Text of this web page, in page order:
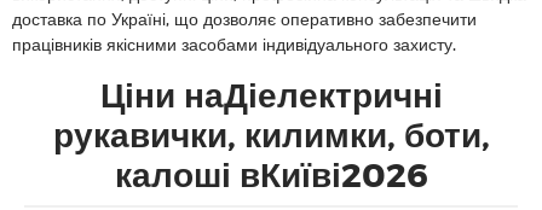
доставка по Україні, що дозволяє оперативно забезпечити
працівників якісними засобами індивідуального захисту.
Ціни наДіелектричні
рукавички, килимки, боти,
калоші вКиїві2026